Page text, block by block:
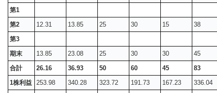
第1
第2
12.31 13.85 25 30 15
38
第3
期末
13.85 23.08 25 30 30
45
合計
26.16 36.93 50 60 45
83
1株利益 253.98 340.28 323.72 191.73 167.23
336.04